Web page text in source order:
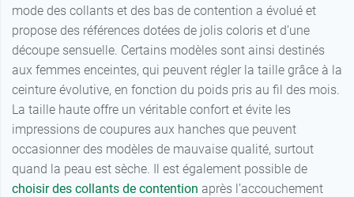
2 - Normal -
Beige naturel
29,99 €
2 - Long -
Beige naturel
29,99 €
Beige naturel
29,99 €
3 - Long -
29,99 €
mode des collants et des bas de contention a évolué et
propose des références dotées de jolis coloris et d’une
découpe sensuelle. Certains modèles sont ainsi destinés
aux femmes enceintes, qui peuvent régler la taille grâce à la
ceinture évolutive, en fonction du poids pris au fil des mois.
La taille haute offre un véritable confort et évite les
impressions de coupures aux hanches que peuvent
occasionner des modèles de mauvaise qualité, surtout
quand la peau est sèche. Il est également possible de
choisir des collants de contention après l’accouchement